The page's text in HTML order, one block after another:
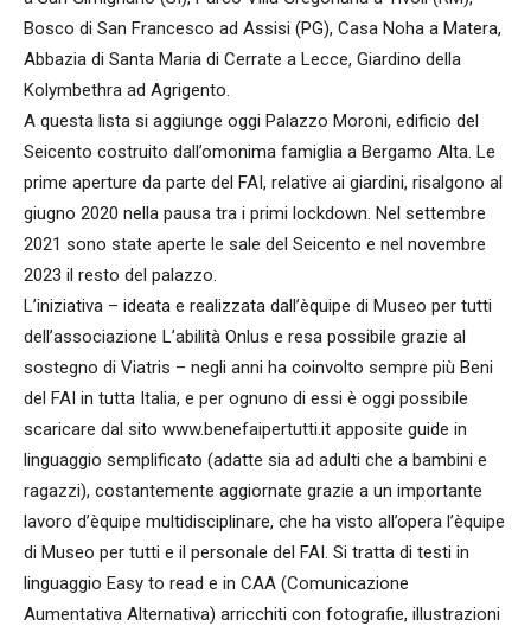
Bosco di San Francesco ad Assisi (PG), Casa Noha a Matera,
Abbazia di Santa Maria di Cerrate a Lecce, Giardino della
Kolymbethra ad Agrigento.
A questa lista si aggiunge oggi Palazzo Moroni, edificio del
Seicento costruito dall’omonima famiglia a Bergamo Alta. Le
prime aperture da parte del FAI, relative ai giardini, risalgono al
giugno 2020 nella pausa tra i primi lockdown. Nel settembre
2021 sono state aperte le sale del Seicento e nel novembre
2023 il resto del palazzo.
L’iniziativa – ideata e realizzata dall’èquipe di Museo per tutti
dell’associazione L’abilità Onlus e resa possibile grazie al
sostegno di Viatris – negli anni ha coinvolto sempre più Beni
del FAI in tutta Italia, e per ognuno di essi è oggi possibile
scaricare dal sito www.benefaipertutti.it apposite guide in
linguaggio semplificato (adatte sia ad adulti che a bambini e
ragazzi), costantemente aggiornate grazie a un importante
lavoro d’èquipe multidisciplinare, che ha visto all’opera l’èquipe
di Museo per tutti e il personale del FAI. Si tratta di testi in
linguaggio Easy to read e in CAA (Comunicazione
Aumentativa Alternativa) arricchiti con fotografie, illustrazioni